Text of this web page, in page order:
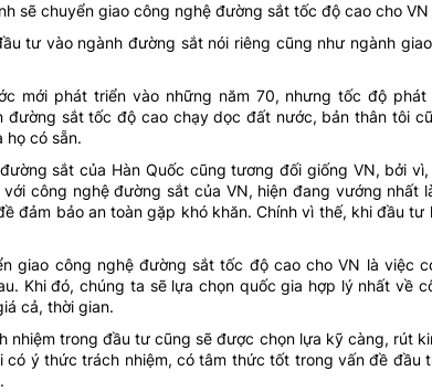
sẽ chuyển giao công nghệ đường sắt tốc độ cao cho
tư vào ngành đường sắt nói riêng cũng như ngành
mới phát triển vào những năm 70, nhưng tốc độ
đường sắt tốc độ cao chạy dọc đất nước, bản thân tôi
họ có sẵn.
sắt của Hàn Quốc cũng tương đối giống VN, bởi
công nghệ đường sắt của VN, hiện đang vướng
đảm bảo an toàn gặp khó khăn. Chính vì thế, khi đầu
giao công nghệ đường sắt tốc độ cao cho VN là việc
Khi đó, chúng ta sẽ lựa chọn quốc gia hợp lý nhất về
cả, thời gian.
nhiệm trong đầu tư cũng sẽ được chọn lựa kỹ càng, rút
ý thức trách nhiệm, có tâm thức tốt trong vấn đề đầu